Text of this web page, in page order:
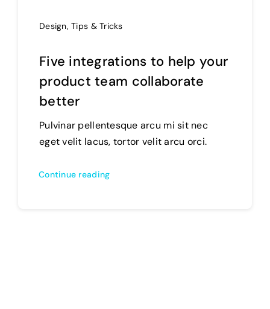
Design,Tips & Tricks
Five integrations to help your
product team collaborate
better
Pulvinar pellentesque arcu mi sit nec
eget velit lacus, tortor velit arcu orci.
Continue reading